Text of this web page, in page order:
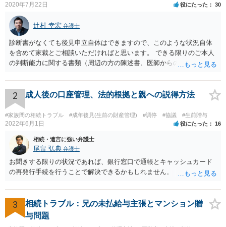
2020年7月22日 役にたった 30
辻村 幸宏 弁護士
診断書がなくても後見申立自体はできますので、このような状況自体
を含めて家裁とご相談いただければと思います。 できる限りのご本人
の判断能力に関する書類（周辺の方の陳述書、医師からの聴取書等）
をしていただければそこから先は進むのではないかと存じます。 ま
た、Aさんの意向を酌みすぎるあまりに後見申立ができない状況にして
いる施設の問題もありますので、当該地域の地域包括支援センターに
ご相談されるのもひとつの方法です。
2 成人後の口座管理、法的根拠と親への説得方法
#家族間の相続トラブル #成年後見(生前の財産管理) #調停 #協議 #生前贈与
2022年6月1日 役にたった 16
相続・遺言に強い弁護士
尾畠 弘典 弁護士
お聞きする限りの状況であれば、銀行窓口で通帳とキャッシュカード
の再発行手続を行うことで解決できるかもしれません。
3
相続トラブル：兄の未払給与主張とマンション贈
与問題